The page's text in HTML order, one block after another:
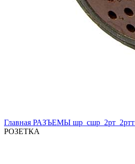
Главная РАЗЪЕМЫ шр_сшр_2рт_2ртт
РОЗЕТКА